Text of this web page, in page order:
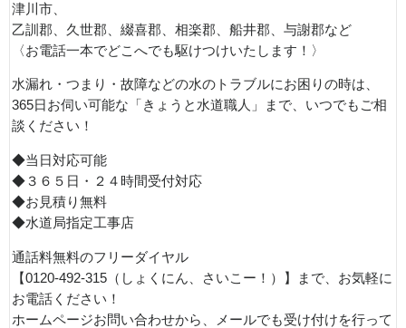
津川市、
乙訓郡、久世郡、綴喜郡、相楽郡、船井郡、与謝郡など
〈お電話一本でどこへでも駆けつけいたします！〉
水漏れ・つまり・故障などの水のトラブルにお困りの時は、
365日お伺い可能な「きょうと水道職人」まで、いつでもご相
談ください！
◆当日対応可能
◆３６５日・２４時間受付対応
◆お見積り無料
◆水道局指定工事店
通話料無料のフリーダイヤル
【0120-492-315（しょくにん、さいこー！）】まで、お気軽に
お電話ください！
ホームページお問い合わせから、メールでも受け付けを行って